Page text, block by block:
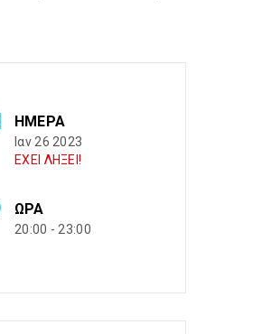
ΗΜΈΡΑ
Ιαν 26 2023
ΕΧΕΙ ΛΗΞΕΙ!
ΏΡΑ
20:00 - 23:00